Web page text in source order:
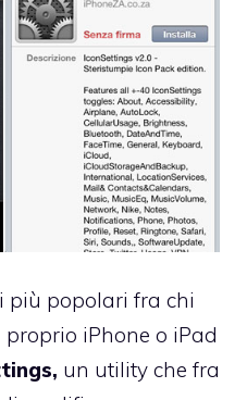
più popolari fra chi
iPhone o iPad
un utility che fra